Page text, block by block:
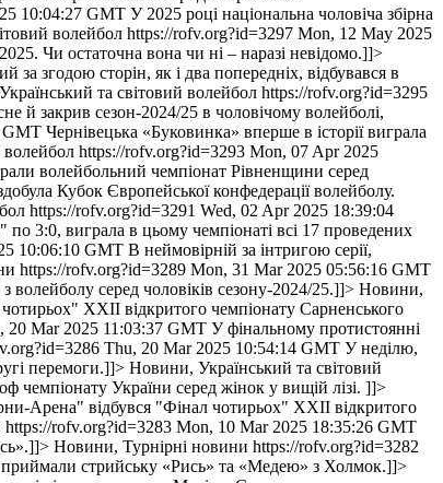
10:04:27 GMT У 2025 році національна чоловіча збірна
волейбол https://rofv.org?id=3297 Mon, 12 May 2025
Чи остаточна вона чи ні – наразі невідомо.]]>
за згодою сторін, як і два попередніх, відбувався в
та світовий волейбол https://rofv.org?id=3295
й закрив сезон-2024/25 в чоловічому волейболі,
GMT Чернівецька «Буковинка» вперше в історії виграла
волейбол https://rofv.org?id=3293 Mon, 07 Apr 2025
волейбольний чемпіонат Рівненщини серед
Кубок Європейської конфедерації волейболу.
https://rofv.org?id=3291 Wed, 02 Apr 2025 18:39:04
3:0, виграла в цьому чемпіонаті всі 17 проведених
10:06:10 GMT В неймовірній за інтригою серії,
https://rofv.org?id=3289 Mon, 31 Mar 2025 05:56:16 GMT
волейболу серед чоловіків сезону-2024/25.]]> Новини,
ХХІІ відкритого чемпіонату Сарненського
20 Mar 2025 11:03:37 GMT У фінальному протистоянні
Thu, 20 Mar 2025 10:54:14 GMT У неділю,
перемоги.]]> Новини, Український та світовий
чемпіонату України серед жінок у вищій лізі. ]]>
Арена" відбувся "Фінал чотирьох" ХХІІ відкритого
https://rofv.org?id=3283 Mon, 10 Mar 2025 18:35:26 GMT
Новини, Турнірні новини https://rofv.org?id=3282
приймали стрийську «Рись» та «Медею» з Холмок.]]>